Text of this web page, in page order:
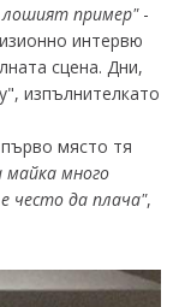
лошият пример"-
интервю
сцена. Дни,
изпълнителкато
място тя
майка много
често да плача",